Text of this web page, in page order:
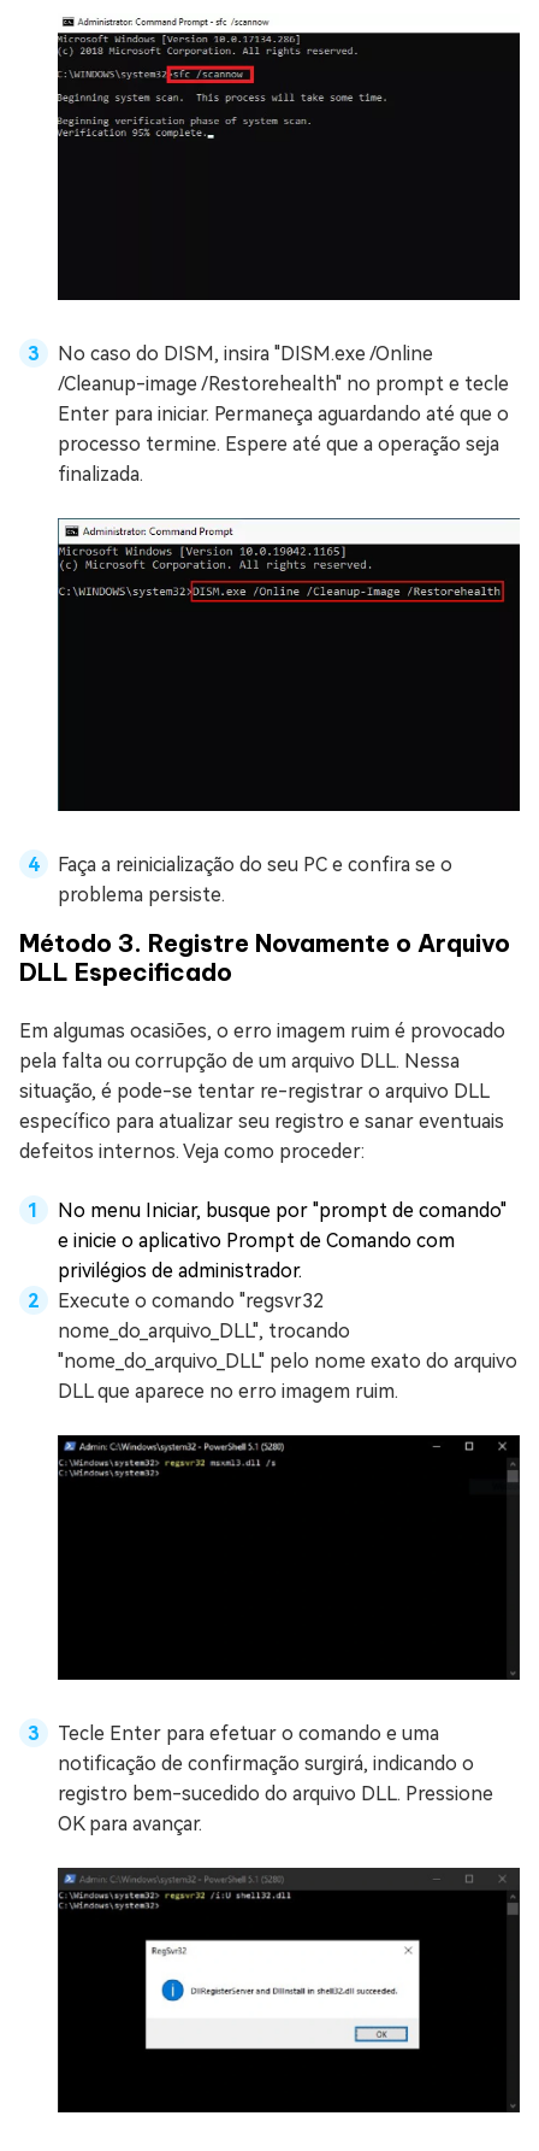
No caso do DISM, insira "DISM.exe /Online
/Cleanup-image /Restorehealth" no prompt e tecle
Enter para iniciar. Permaneça aguardando até que o
processo termine. Espere até que a operação seja
finalizada.
Faça a reinicialização do seu PC e confira se o
problema persiste.
Método 3. Registre Novamente o Arquivo
DLL Especificado
Em algumas ocasiões, o erro imagem ruim é provocado
pela falta ou corrupção de um arquivo DLL. Nessa
situação, é pode-se tentar re-registrar o arquivo DLL
específico para atualizar seu registro e sanar eventuais
defeitos internos. Veja como proceder:
No menu Iniciar, busque por "prompt de comando"
e inicie o aplicativo Prompt de Comando com
privilégios de administrador.
Execute o comando "regsvr32
nome_do_arquivo_DLL", trocando
"nome_do_arquivo_DLL" pelo nome exato do arquivo
DLL que aparece no erro imagem ruim.
Tecle Enter para efetuar o comando e uma
notificação de confirmação surgirá, indicando o
registro bem-sucedido do arquivo DLL. Pressione
OK para avançar.